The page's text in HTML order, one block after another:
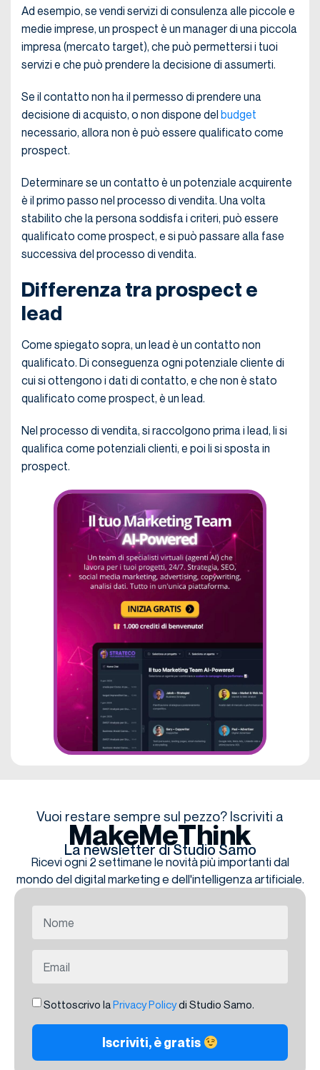
Ad esempio, se vendi servizi di consulenza alle piccole e
medie imprese, un prospect è un manager di una piccola
impresa (mercato target), che può permettersi i tuoi
servizi e che può prendere la decisione di assumerti.
Se il contatto non ha il permesso di prendere una
decisione di acquisto, o non dispone del budget
necessario, allora non è può essere qualificato come
prospect.
Determinare se un contatto è un potenziale acquirente
è il primo passo nel processo di vendita. Una volta
stabilito che la persona soddisfa i criteri, può essere
qualificato come prospect, e si può passare alla fase
successiva del processo di vendita.
Differenza tra prospect e
lead
Come spiegato sopra, un lead è un contatto non
qualificato. Di conseguenza ogni potenziale cliente di
cui si ottengono i dati di contatto, e che non è stato
qualificato come prospect, è un lead.
Nel processo di vendita, si raccolgono prima i lead, li si
qualifica come potenziali clienti, e poi li si sposta in
prospect.
Vuoi restare sempre sul pezzo? Iscriviti a
MakeMeThink
La newsletter di Studio Samo
Ricevi ogni 2 settimane le novità più importanti dal
mondo del digital marketing e dell'intelligenza artificiale.
Sottoscrivo laPrivacy Policydi Studio Samo.
Iscriviti, è gratis